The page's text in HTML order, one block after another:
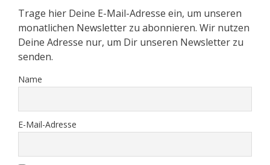
Trage hier Deine E-Mail-Adresse ein, um unseren
monatlichen Newsletter zu abonnieren. Wir nutzen
Deine Adresse nur, um Dir unseren Newsletter zu
senden.
Name
E-Mail-Adresse